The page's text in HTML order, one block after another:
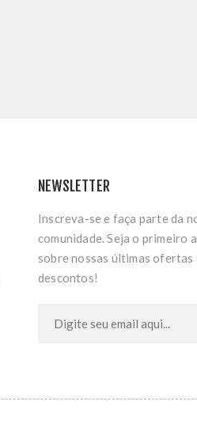
NEWSLETTER
Inscreva-se e faça parte da
comunidade. Seja o primeiro
sobre nossas últimas ofertas
descontos!